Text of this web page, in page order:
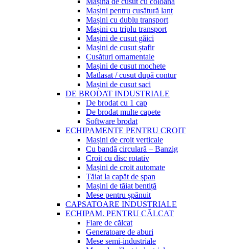
Mașini pentru cusătură lanț
Mașini cu dublu transport
Mașini cu triplu transport
Mașini de cusut găici
Mașini de cusut ștafir
Cusături ornamentale
Mașini de cusut mochete
Matlasat / cusut după contur
Mașini de cusut saci
DE BRODAT INDUSTRIALE
De brodat cu 1 cap
De brodat multe capete
Software brodat
ECHIPAMENTE PENTRU CROIT
Mașini de croit verticale
Cu bandă circulară – Banzig
Croit cu disc rotativ
Mașini de croit automate
Tăiat la capăt de șpan
Mașini de tăiat bentiță
Mese pentru șpănuit
CAPSATOARE INDUSTRIALE
ECHIPAM. PENTRU CĂLCAT
Fiare de călcat
Generatoare de aburi
Mese semi-industriale